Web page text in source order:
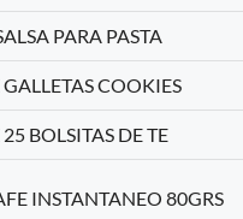
PARA PASTA
COOKIES
BOLSITAS DE TE
INSTANTANEO 80GRS